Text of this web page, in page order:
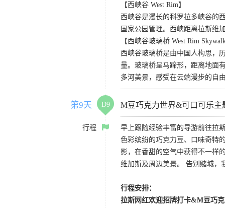
【西峡谷 West Rim】
西峡谷是漫长的科罗拉多峡谷的
国家公园管理。西峡距离拉斯维
【西峡谷玻璃桥 West Rim
西峡谷玻璃桥是由中国人构思，
量。玻璃桥呈马蹄形，距离地面
多河美景，感受在云端漫步的自
第9天 D9 M豆巧克力世界&可口可乐
行程
早上跟随经验丰富的导游前往拉
色彩缤纷的巧克力豆、口味奇特
影，在香甜的空气中获得不一样
维加斯及周边美景。 告别赌城
行程安排：
拉斯网红欢迎招牌打卡&M豆巧